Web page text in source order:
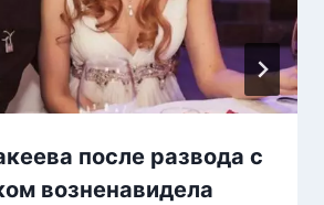
после развода с
возненавидела